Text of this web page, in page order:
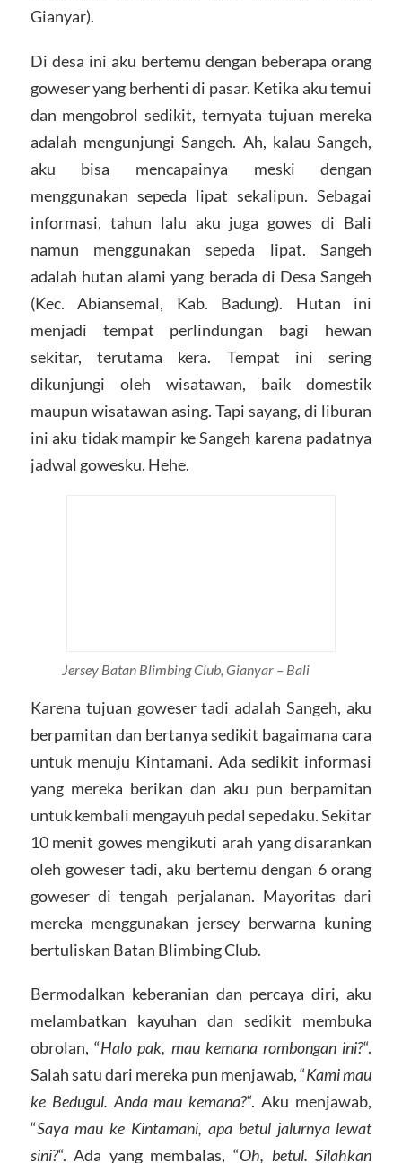
Gianyar).
Di desa ini aku bertemu dengan beberapa orang
goweser yang berhenti di pasar. Ketika aku temui
dan mengobrol sedikit, ternyata tujuan mereka
adalah mengunjungi Sangeh. Ah, kalau Sangeh,
aku bisa mencapainya meski dengan
menggunakan sepeda lipat sekalipun. Sebagai
informasi, tahun lalu aku juga gowes di Bali
namun menggunakan sepeda lipat. Sangeh
adalah hutan alami yang berada di Desa Sangeh
(Kec. Abiansemal, Kab. Badung). Hutan ini
menjadi tempat perlindungan bagi hewan
sekitar, terutama kera. Tempat ini sering
dikunjungi oleh wisatawan, baik domestik
maupun wisatawan asing. Tapi sayang, di liburan
ini aku tidak mampir ke Sangeh karena padatnya
jadwal gowesku. Hehe.
Jersey Batan Blimbing Club, Gianyar – Bali
Karena tujuan goweser tadi adalah Sangeh, aku
berpamitan dan bertanya sedikit bagaimana cara
untuk menuju Kintamani. Ada sedikit informasi
yang mereka berikan dan aku pun berpamitan
untuk kembali mengayuh pedal sepedaku. Sekitar
10 menit gowes mengikuti arah yang disarankan
oleh goweser tadi, aku bertemu dengan 6 orang
goweser di tengah perjalanan. Mayoritas dari
mereka menggunakan jersey berwarna kuning
bertuliskan Batan Blimbing Club.
Bermodalkan keberanian dan percaya diri, aku
melambatkan kayuhan dan sedikit membuka
obrolan, “Halo pak, mau kemana rombongan ini?“.
Salah satu dari mereka pun menjawab, “Kami mau
ke Bedugul. Anda mau kemana?“. Aku menjawab,
“Saya mau ke Kintamani, apa betul jalurnya lewat
sini?“. Ada yang membalas, “Oh, betul. Silahkan